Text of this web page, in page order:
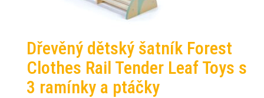
Dřevěný dětský šatník Forest
Clothes Rail Tender Leaf Toys s
3 ramínky a ptáčky